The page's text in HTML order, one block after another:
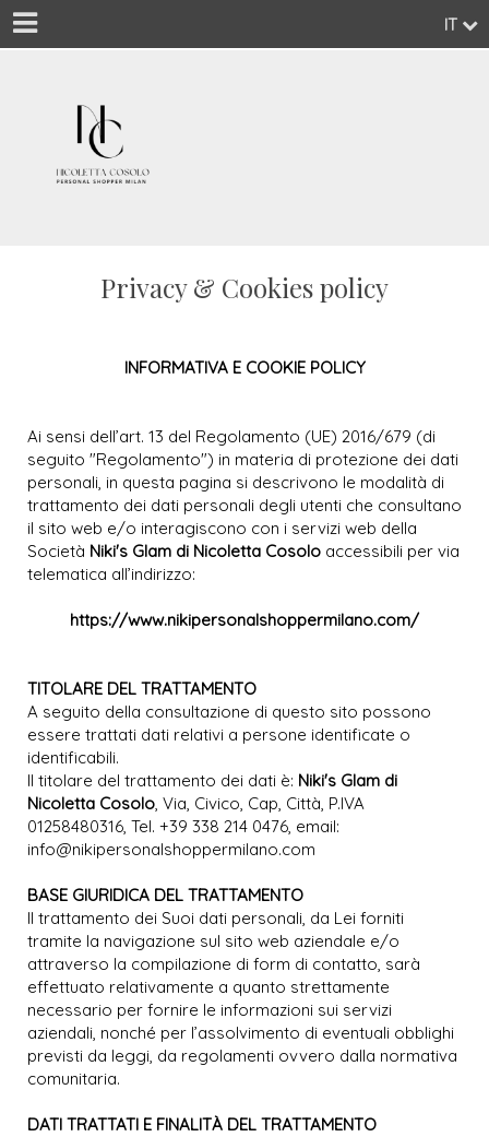
IT
Privacy & Cookies policy
INFORMATIVA E COOKIE POLICY
Ai sensi dell’art. 13 del Regolamento (UE) 2016/679 (di
seguito "Regolamento") in materia di protezione dei dati
personali, in questa pagina si descrivono le modalità di
trattamento dei dati personali degli utenti che consultano
il sito web e/o interagiscono con i servizi web della
Società Niki's Glam di Nicoletta Cosolo accessibili per via
telematica all’indirizzo:
https://www.nikipersonalshoppermilano.com/
TITOLARE DEL TRATTAMENTO
A seguito della consultazione di questo sito possono
essere trattati dati relativi a persone identificate o
identificabili.
Il titolare del trattamento dei dati è: Niki's Glam di
Nicoletta Cosolo, Via, Civico, Cap, Città, P.IVA
01258480316, Tel. +39 338 214 0476, email:
info@nikipersonalshoppermilano.com
BASE GIURIDICA DEL TRATTAMENTO
Il trattamento dei Suoi dati personali, da Lei forniti
tramite la navigazione sul sito web aziendale e/o
attraverso la compilazione di form di contatto, sarà
effettuato relativamente a quanto strettamente
necessario per fornire le informazioni sui servizi
aziendali, nonché per l’assolvimento di eventuali obblighi
previsti da leggi, da regolamenti ovvero dalla normativa
comunitaria.
DATI TRATTATI E FINALITÀ DEL TRATTAMENTO